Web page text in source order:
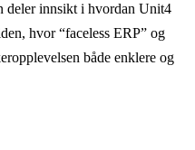
deler innsikt i hvordan Unit4
hvor “faceless ERP” og
både enklere og